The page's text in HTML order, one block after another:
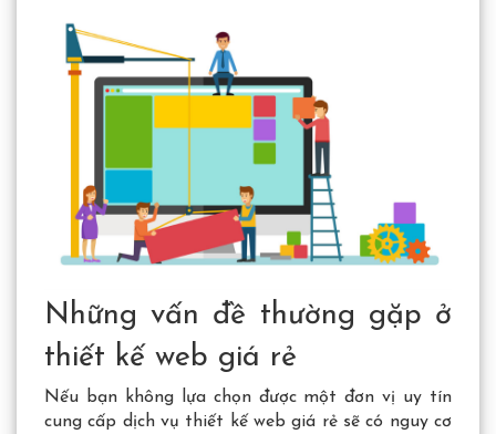
Những vấn đề thường gặp ở
thiết kế web giá rẻ
Nếu bạn không lựa chọn được một đơn vị uy tín
cung cấp dịch vụ thiết kế web giá rẻ sẽ có nguy cơ